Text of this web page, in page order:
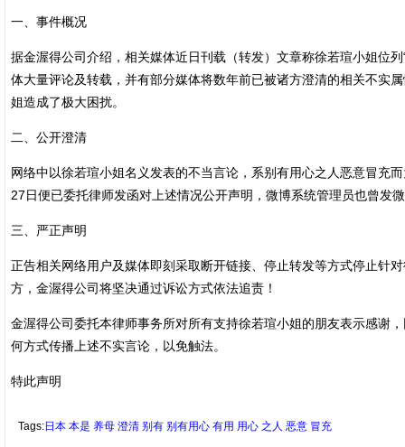
一、事件概况
据金渥得公司介绍，相关媒体近日刊载（转发）文章称徐若瑄小姐位
体大量评论及转载，并有部分媒体将数年前已被诸方澄清的相关不实
姐造成了极大困扰。
二、公开澄清
网络中以徐若瑄小姐名义发表的不当言论，系别有用心之人恶意冒充
27日便已委托律师发函对上述情况公开声明，微博系统管理员也曾发
三、严正声明
正告相关网络用户及媒体即刻采取断开链接、停止转发等方式停止针
方，金渥得公司将坚决通过诉讼方式依法追责！
金渥得公司委托本律师事务所对所有支持徐若瑄小姐的朋友表示感谢
何方式传播上述不实言论，以免触法。
特此声明
Tags:日本 本是 养母 澄清 别有 别有用心 有用 用心 之人 恶意 冒充